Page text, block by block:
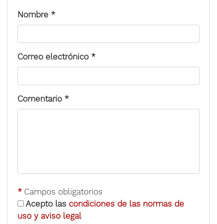
Nombre *
Correo electrónico *
Comentario *
* Campos obligatorios
Acepto las condiciones de las normas de
uso y aviso legal